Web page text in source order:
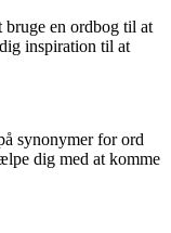
en ordbog til at
inspiration til at
synonymer for ord
dig med at komme